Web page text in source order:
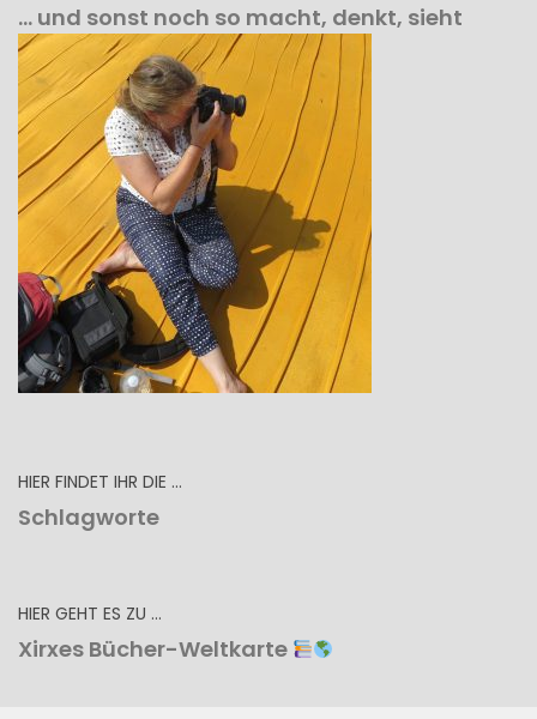
… und sonst noch so macht, denkt, sieht
HIER FINDET IHR DIE …
Schlagworte
HIER GEHT ES ZU …
Xirxes Bücher-Weltkarte